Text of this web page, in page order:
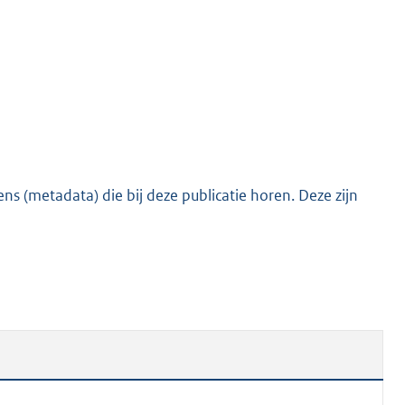
K
(metadata) die bij deze publicatie horen. Deze zijn